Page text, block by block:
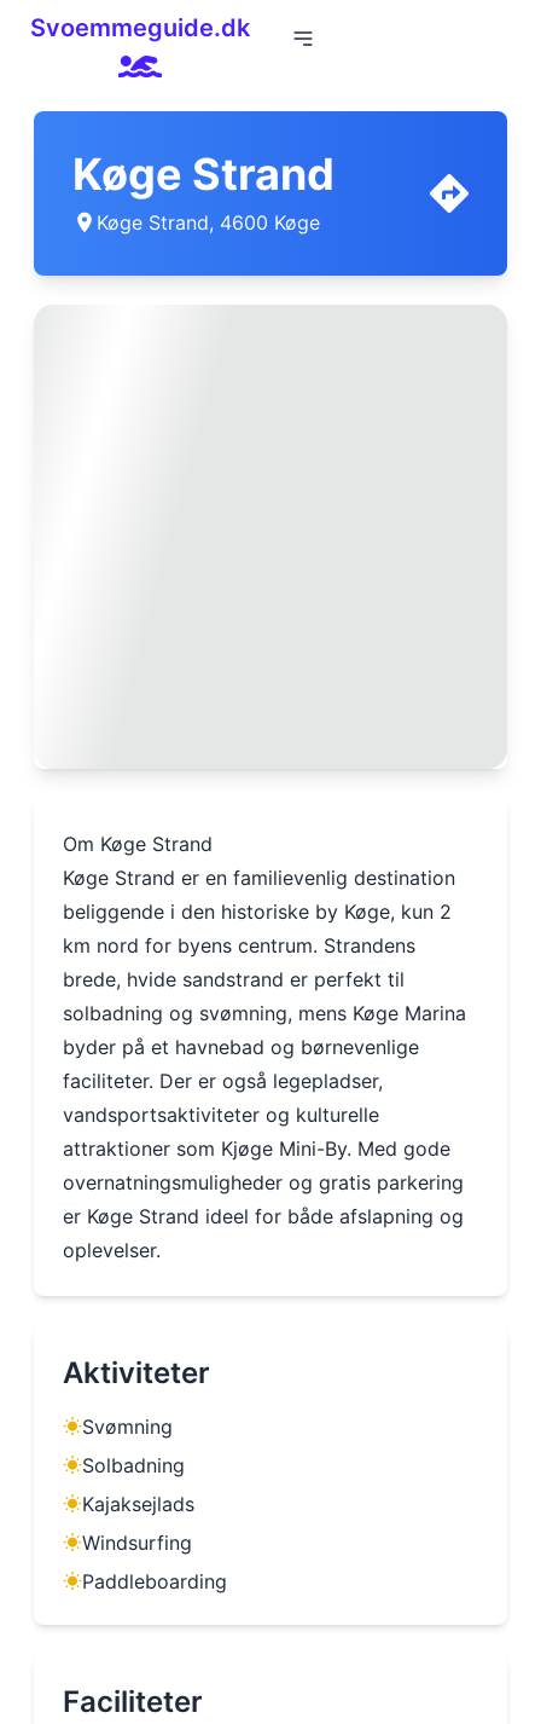
Svoemmeguide.dk
Køge Strand
Køge Strand, 4600 Køge
Om Køge Strand
Køge Strand er en familievenlig destination
beliggende i den historiske by Køge, kun 2
km nord for byens centrum. Strandens
brede, hvide sandstrand er perfekt til
solbadning og svømning, mens Køge Marina
byder på et havnebad og børnevenlige
faciliteter. Der er også legepladser,
vandsportsaktiviteter og kulturelle
attraktioner som Kjøge Mini-By. Med gode
overnatningsmuligheder og gratis parkering
er Køge Strand ideel for både afslapning og
oplevelser.
Aktiviteter
Svømning
Solbadning
Kajaksejlads
Windsurfing
Paddleboarding
Faciliteter